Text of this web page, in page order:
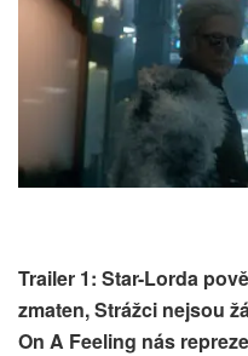
Trailer 1: Star-Lorda
zmaten, Strážci nejsou
On A Feeling nás